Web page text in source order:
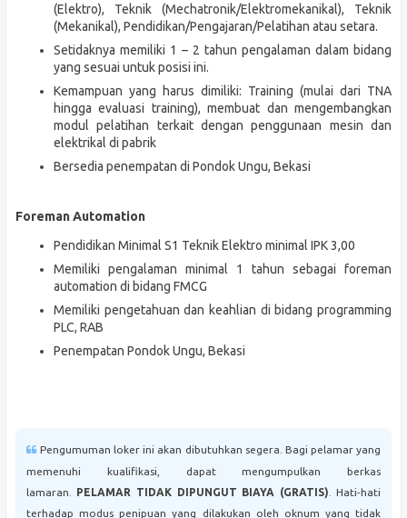
(Elektro), Teknik (Mechatronik/Elektromekanikal), Teknik
(Mekanikal), Pendidikan/Pengajaran/Pelatihan atau setara.
Setidaknya memiliki 1 – 2 tahun pengalaman dalam bidang
yang sesuai untuk posisi ini.
Kemampuan yang harus dimiliki: Training (mulai dari TNA
hingga evaluasi training), membuat dan mengembangkan
modul pelatihan terkait dengan penggunaan mesin dan
elektrikal di pabrik
Bersedia penempatan di Pondok Ungu, Bekasi
Foreman Automation
Pendidikan Minimal S1 Teknik Elektro minimal IPK 3,00
Memiliki pengalaman minimal 1 tahun sebagai foreman
automation di bidang FMCG
Memiliki pengetahuan dan keahlian di bidang programming
PLC, RAB
Penempatan Pondok Ungu, Bekasi
Pengumuman loker ini akan dibutuhkan segera. Bagi pelamar yang
memenuhi kualifikasi, dapat mengumpulkan berkas
lamaran. PELAMAR TIDAK DIPUNGUT BIAYA (GRATIS) . Hati-hati
terhadap modus penipuan yang dilakukan oleh oknum yang tidak